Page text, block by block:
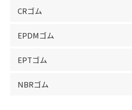
CRゴム
EPDMゴム
EPTゴム
NBRゴム